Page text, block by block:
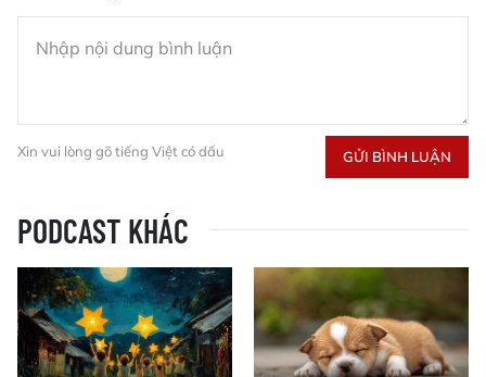
Xin vui lòng gõ tiếng Việt có dấu GỬI BÌNH LUẬN
PODCAST KHÁC